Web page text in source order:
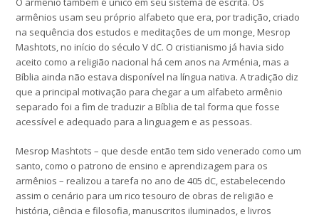
armênios usam seu próprio alfabeto que era, por tradição, criado
na sequência dos estudos e meditações de um monge, Mesrop
Mashtots, no início do século V dC. O cristianismo já havia sido
aceito como a religião nacional há cem anos na Arménia, mas a
Bíblia ainda não estava disponível na língua nativa. A tradição diz
que a principal motivação para chegar a um alfabeto armênio
separado foi a fim de traduzir a Bíblia de tal forma que fosse
acessível e adequado para a linguagem e as pessoas.
Mesrop Mashtots – que desde então tem sido venerado como um
santo, como o patrono de ensino e aprendizagem para os
armênios – realizou a tarefa no ano de 405 dC, estabelecendo
assim o cenário para um rico tesouro de obras de religião e
história, ciência e filosofia, manuscritos iluminados, e livros